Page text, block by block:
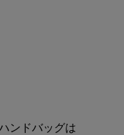
ンドバッグは